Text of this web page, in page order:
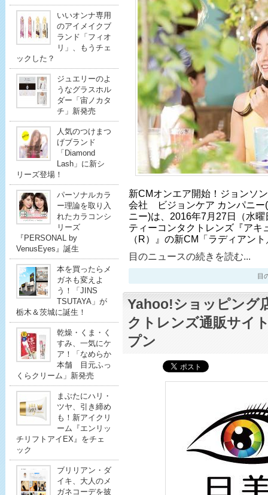
いいオンナ専用
のアイメイクブ
ランド「フィオ
リ」、もうチェ
ックした？
ジュエリーのよ
うなグラスホル
ダー「宙ノカタ
チ」新発売
人気のつけまつ
げブランド
「Diamond
Lash」に新シ
リーズ登場！
パーソナルカラ
ー理論を取り入
れたカラコンシ
リーズ
『PERSONAL by
VenusEyes』誕生
本を買ったらメ
ガネも変えよ
う！「JINS
TSUTAYA」が
栃木＆茨城に誕生！
乾燥・くま・く
すみ、一気にケ
ア！「なめらか
本舗 目元ふっ
くらクリーム」新発売
まぶたにハリ・
ツヤ、引き締め
も！新アイクリ
ーム『エンリッ
チリフトアイEX』をチェ
ック
ブリリアン・ダ
イキ、大人のメ
ガネコーデを披
新CMオンエア開始！ジョンソ
会社 ビジョンケア カンパニー
ニー)は、2016年7月27日（水
ティーコンタクトレンズ『アキ
（R）』の新CM「ラディアン
目のニュースの続きを読む...
目
Yahoo!ショッピング
クトレンズ通販サイ
プン